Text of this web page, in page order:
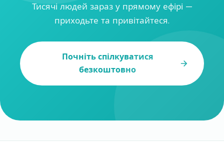
Тисячі людей зараз у прямому ефірі —
приходьте та привітайтеся.
Почніть спілкуватися
безкоштовно